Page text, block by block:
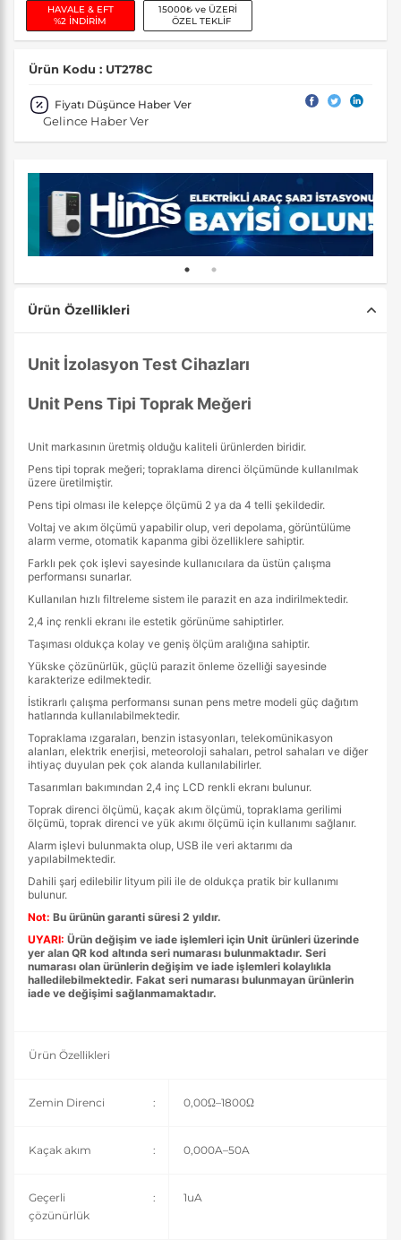
HAVALE & EFT
%2 İNDİRİM
15000₺ ve ÜZERİ
ÖZEL TEKLİF
Ürün Kodu : UT278C
Fiyatı Düşünce Haber Ver
Gelince Haber Ver
Ürün Özellikleri
Unit İzolasyon Test Cihazları
Unit Pens Tipi Toprak Meğeri
Unit markasının üretmiş olduğu kaliteli ürünlerden biridir.
Pens tipi toprak meğeri; topraklama direnci ölçümünde kullanılmak
üzere üretilmiştir.
Pens tipi olması ile kelepçe ölçümü 2 ya da 4 telli şekildedir.
Voltaj ve akım ölçümü yapabilir olup, veri depolama, görüntülüme
alarm verme, otomatik kapanma gibi özelliklere sahiptir.
Farklı pek çok işlevi sayesinde kullanıcılara da üstün çalışma
performansı sunarlar.
Kullanılan hızlı filtreleme sistem ile parazit en aza indirilmektedir.
2,4 inç renkli ekranı ile estetik görünüme sahiptirler.
Taşıması oldukça kolay ve geniş ölçüm aralığına sahiptir.
Yükske çözünürlük, güçlü parazit önleme özelliği sayesinde
karakterize edilmektedir.
İstikrarlı çalışma performansı sunan pens metre modeli güç dağıtım
hatlarında kullanılabilmektedir.
Topraklama ızgaraları, benzin istasyonları, telekomünikasyon
alanları, elektrik enerjisi, meteoroloji sahaları, petrol sahaları ve diğer
ihtiyaç duyulan pek çok alanda kullanılabilirler.
Tasarımları bakımından 2,4 inç LCD renkli ekranı bulunur.
Toprak direnci ölçümü, kaçak akım ölçümü, topraklama gerilimi
ölçümü, toprak direnci ve yük akımı ölçümü için kullanımı sağlanır.
Alarm işlevi bulunmakta olup, USB ile veri aktarımı da
yapılabilmektedir.
Dahili şarj edilebilir lityum pili ile de oldukça pratik bir kullanımı
bulunur.
Not: Bu ürünün garanti süresi 2 yıldır.
UYARI: Ürün değişim ve iade işlemleri için Unit ürünleri üzerinde
yer alan QR kod altında seri numarası bulunmaktadır. Seri
numarası olan ürünlerin değişim ve iade işlemleri kolaylıkla
halledilebilmektedir. Fakat seri numarası bulunmayan ürünlerin
iade ve değişimi sağlanmamaktadır.
Ürün Özellikleri
Zemin Direnci : 0,00Ω–1800Ω
Kaçak akım : 0,000A–50A
Geçerli
çözünürlük
: 1uA